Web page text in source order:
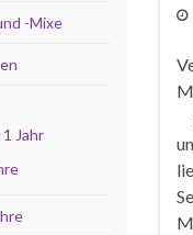
-Mixe
Jahr